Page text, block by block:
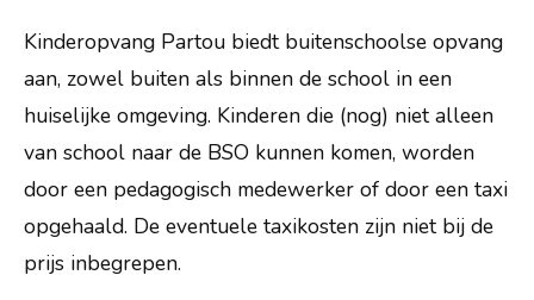
Praktische info
Ouders
Leerlingen
Externe instanties
Contact
Vacatures
Kinderopvang Partou biedt buitenschoolse opvang
aan, zowel buiten als binnen de school in een
huiselijke omgeving. Kinderen die (nog) niet alleen
van school naar de BSO kunnen komen, worden
door een pedagogisch medewerker of door een taxi
opgehaald. De eventuele taxikosten zijn niet bij de
prijs inbegrepen.